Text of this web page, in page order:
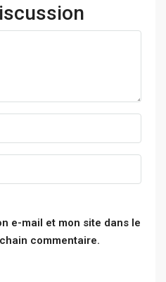
e-mail et mon site dans le
commentaire.